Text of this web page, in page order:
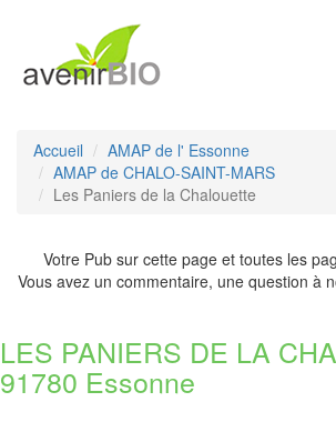
Accueil
AMAP de l' Essonne
AMAP de CHALO-SAINT-MARS
Les Paniers de la Chalouette
Votre Pub sur cette page et toutes les
Vous avez un commentaire, une question à
LES PANIERS DE LA
91780 Essonne